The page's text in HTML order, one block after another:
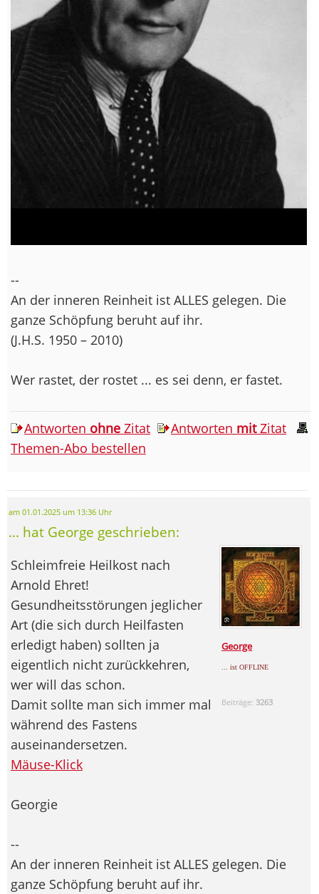
--
An der inneren Reinheit ist ALLES gelegen. Die
ganze Schöpfung beruht auf ihr.
(J.H.S. 1950 – 2010)
Wer rastet, der rostet ... es sei denn, er fastet.
Antworten ohne Zitat Antworten mitZitat
Themen-Abo bestellen
am 01.01.2025 um 13:36 Uhr
... hat George geschrieben:
George
... ist OFFLINE
Beiträge: 3263
Schleimfreie Heilkost nach
Arnold Ehret!
Gesundheitsstörungen jeglicher
Art (die sich durch Heilfasten
erledigt haben) sollten ja
eigentlich nicht zurückkehren,
wer will das schon.
Damit sollte man sich immer mal
während des Fastens
auseinandersetzen.
Mäuse-Klick
Georgie
--
An der inneren Reinheit ist ALLES gelegen. Die
ganze Schöpfung beruht auf ihr.